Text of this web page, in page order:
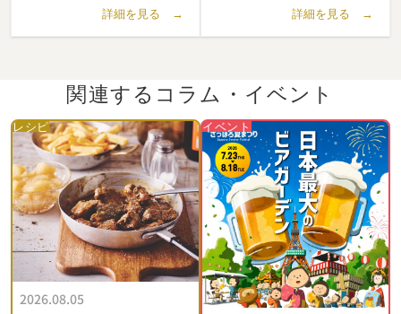
詳細を見る → 詳細を見る →
関連するコラム・ イベント
レシピ
2026.08.05
イベント